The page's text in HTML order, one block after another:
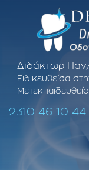
Διδάκτωρ
Ειδικευθείσα
2310 46 10 44